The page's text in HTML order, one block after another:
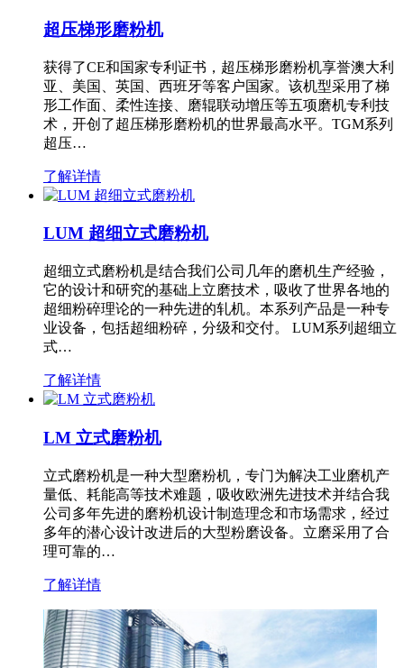
超压梯形磨粉机
获得了CE和国家专利证书，超压梯形磨粉机享誉澳大利
亚、美国、英国、西班牙等客户国家。该机型采用了梯
形工作面、柔性连接、磨辊联动增压等五项磨机专利技
术，开创了超压梯形磨粉机的世界最高水平。TGM系列
超压…
了解详情
LUM 超细立式磨粉机
超细立式磨粉机是结合我们公司几年的磨机生产经验，
它的设计和研究的基础上立磨技术，吸收了世界各地的
超细粉碎理论的一种先进的轧机。本系列产品是一种专
业设备，包括超细粉碎，分级和交付。 LUM系列超细立
式…
了解详情
LM 立式磨粉机
立式磨粉机是一种大型磨粉机，专门为解决工业磨机产
量低、耗能高等技术难题，吸收欧洲先进技术并结合我
公司多年先进的磨粉机设计制造理念和市场需求，经过
多年的潜心设计改进后的大型粉磨设备。立磨采用了合
理可靠的…
了解详情